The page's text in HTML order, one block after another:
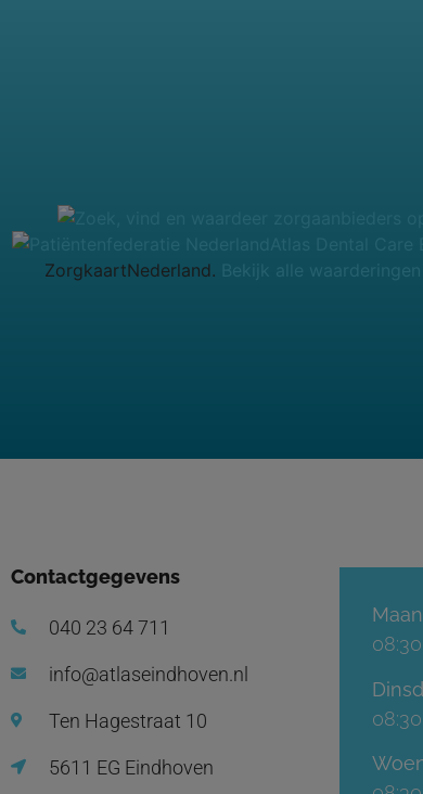
ZorgkaartNederland.
Contactgegevens
040 23 64 711
info@atlaseindhoven.nl
Ten Hagestraat 10
5611 EG Eindhoven